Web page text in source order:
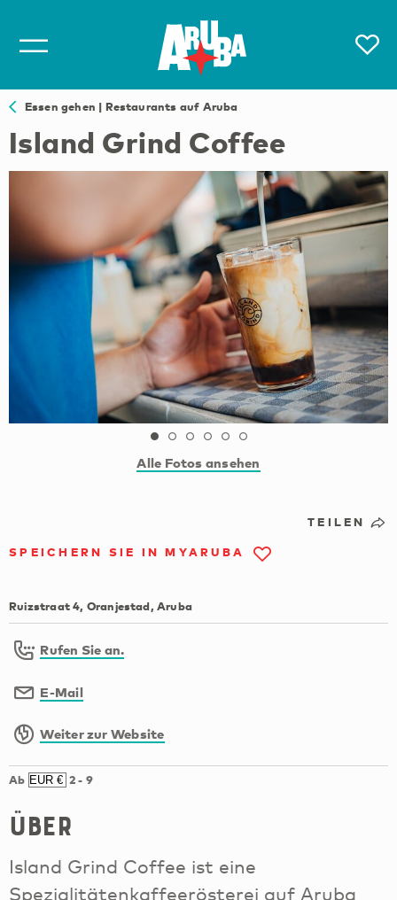
Essen gehen | Restaurants auf Aruba
Island Grind Coffee
Alle Fotos ansehen
TEILEN
SPEICHERN SIE IN MYARUBA
Ruizstraat 4, Oranjestad, Aruba
Rufen Sie an.
E-Mail
Weiter zur Website
Ab 2- 9
Über
Island Grind Coffee ist eine
Spezialitätenkaffeerösterei auf Aruba